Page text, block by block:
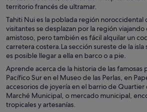
territorio francés de ultramar.
Tahiti Nui es la poblada región noroccidental
visitantes se desplazan por la región
amistoso, pero también es fácil alquilar un
carretera costera.La sección sureste de la isla
es posible llegar a ella en barco o a pie.
Aprende acerca de la historia de las famosas
Pacífico Sur en el Museo de las Perlas, en
accesorios de joyería en el barrio de Quartier
Marché Municipal, o mercado municipal,
tropicales y artesanías.